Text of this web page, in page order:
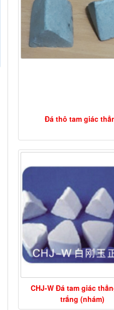
Đá thô tam giác
CHJ-W Đá tam giác
trắng (nhám)